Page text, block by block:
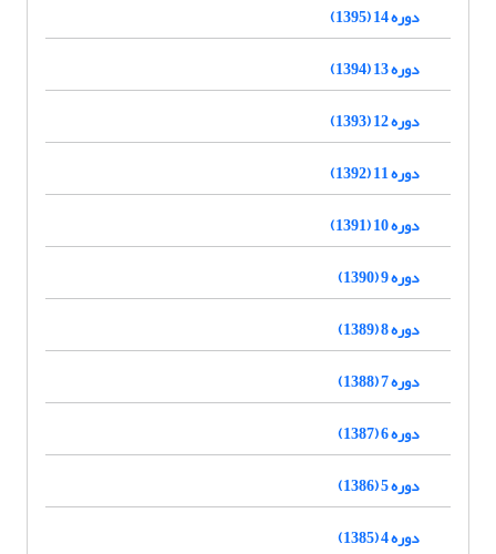
دوره 14 (1395)
دوره 13 (1394)
دوره 12 (1393)
دوره 11 (1392)
دوره 10 (1391)
دوره 9 (1390)
دوره 8 (1389)
دوره 7 (1388)
دوره 6 (1387)
دوره 5 (1386)
دوره 4 (1385)